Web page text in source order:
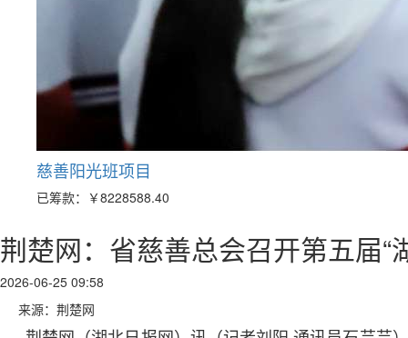
慈善阳光班项目
已筹款： ￥8228588.40
荆楚网：省慈善总会召开第五届
2026-06-25 09:58
来源：荆楚网